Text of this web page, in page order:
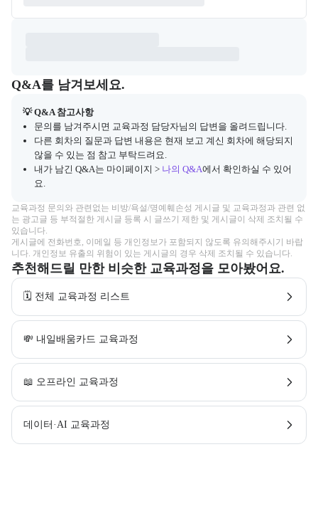
Q&A
캠프 관련 질문과 답변 목록을 확인하고, 질문을 작성할 수 있다.
Q&A를 남겨보세요.
💡 Q&A 참고사항
문의를 남겨주시면 교육과정 담당자님의 답변을 올려드립니다.
다른 회차의 질문과 답변 내용은 현재 보고 계신 회차에 해당되지
않을 수 있는 점 참고 부탁드려요.
내가 남긴 Q&A는 마이페이지 > 나의 Q&A에서 확인하실 수 있어
요.
교육과정 문의와 관련없는 비방/욕설/명예훼손성 게시글 및 교육과정과 관련 없
는 광고글 등 부적절한 게시글 등록 시 글쓰기 제한 및 게시글이 삭제 조치될 수
있습니다.
게시글에 전화번호, 이메일 등 개인정보가 포함되지 않도록 유의해주시기 바랍
니다. 개인정보 유출의 위험이 있는 게시글의 경우 삭제 조치될 수 있습니다.
추천해드릴 만한 비슷한 교육과정을 모아봤어요.
🗓️ 전체 교육과정 리스트
💸 내일배움카드 교육과정
📖 오프라인 교육과정
데이터·AI 교육과정